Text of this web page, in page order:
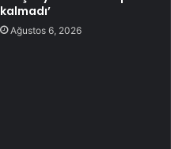
kalmadı’
Ağustos 6, 2026